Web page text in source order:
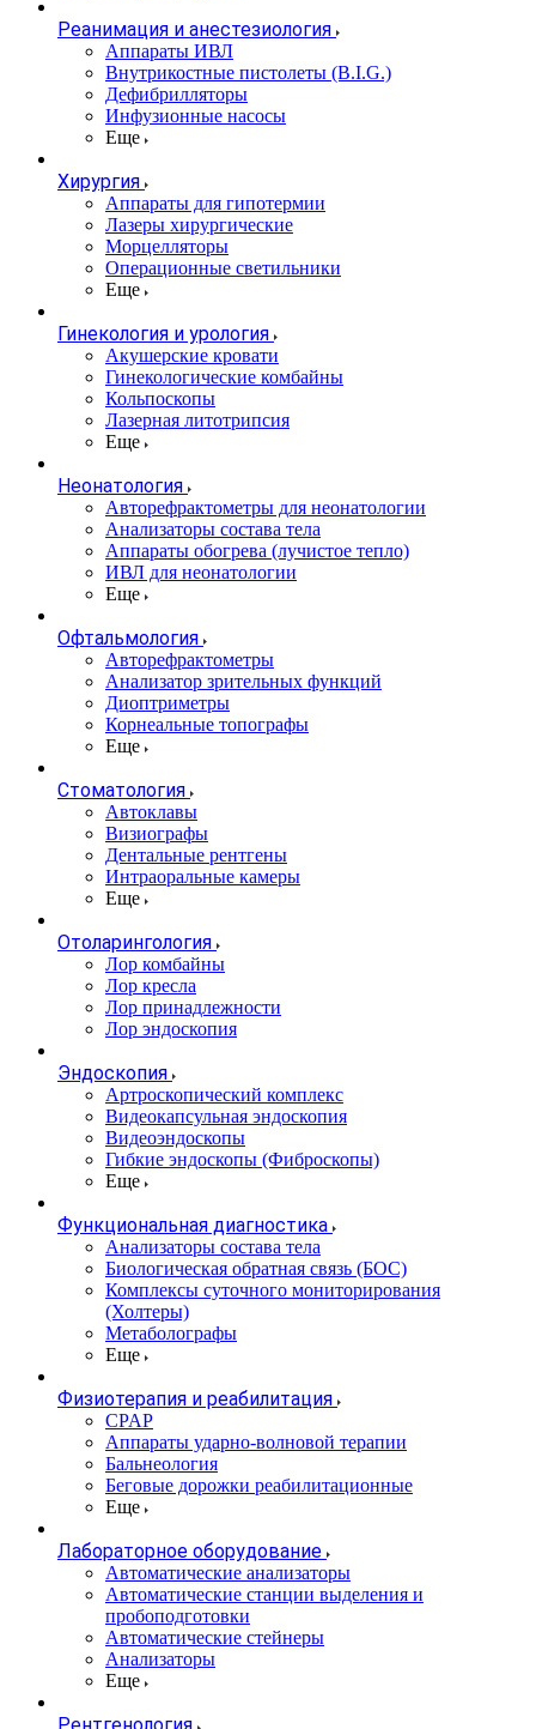
Реанимация и анестезиология
Аппараты ИВЛ
Внутрикостные пистолеты (B.I.G.)
Дефибрилляторы
Инфузионные насосы
Еще
Хирургия
Аппараты для гипотермии
Лазеры хирургические
Морцелляторы
Операционные светильники
Еще
Гинекология и урология
Акушерские кровати
Гинекологические комбайны
Кольпоскопы
Лазерная литотрипсия
Еще
Неонатология
Авторефрактометры для неонатологии
Анализаторы состава тела
Аппараты обогрева (лучистое тепло)
ИВЛ для неонатологии
Еще
Офтальмология
Авторефрактометры
Анализатор зрительных функций
Диоптриметры
Корнеальные топографы
Еще
Стоматология
Автоклавы
Визиографы
Дентальные рентгены
Интраоральные камеры
Еще
Отоларингология
Лор комбайны
Лор кресла
Лор принадлежности
Лор эндоскопия
Эндоскопия
Артроскопический комплекс
Видеокапсульная эндоскопия
Видеоэндоскопы
Гибкие эндоскопы (Фиброcкопы)
Еще
Функциональная диагностика
Анализаторы состава тела
Биологическая обратная связь (БОС)
Комплексы суточного мониторирования
(Холтеры)
Метаболографы
Еще
Физиотерапия и реабилитация
CPAP
Аппараты ударно-волновой терапии
Бальнеология
Беговые дорожки реабилитационные
Еще
Лабораторное оборудование
Автоматические анализаторы
Автоматические станции выделения и
пробоподготовки
Автоматические стейнеры
Анализаторы
Еще